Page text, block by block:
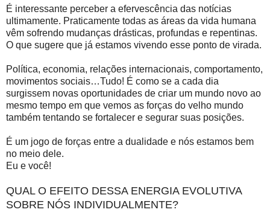
É interessante perceber a efervescência das notícias
ultimamente. Praticamente todas as áreas da vida humana
vêm sofrendo mudanças drásticas, profundas e repentinas.
O que sugere que já estamos vivendo esse ponto de virada.
Política, economia, relações internacionais, comportamento,
movimentos sociais…Tudo! É como se a cada dia
surgissem novas oportunidades de criar um mundo novo ao
mesmo tempo em que vemos as forças do velho mundo
também tentando se fortalecer e segurar suas posições.
É um jogo de forças entre a dualidade e nós estamos bem
no meio dele.
Eu e você!
QUAL O EFEITO DESSA ENERGIA EVOLUTIVA
SOBRE NÓS INDIVIDUALMENTE?